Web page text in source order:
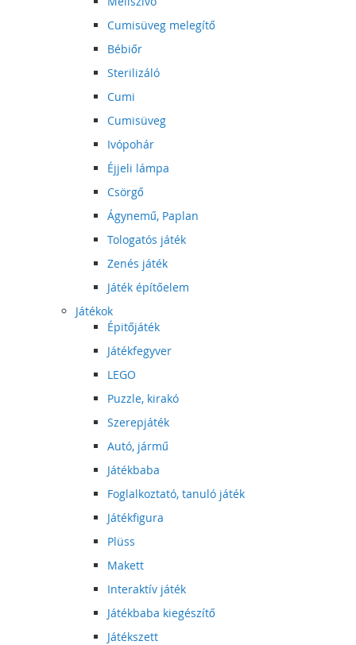
Cumisüveg melegítő
Bébiőr
Sterilizáló
Cumi
Cumisüveg
Ivópohár
Éjjeli lámpa
Csörgő
Ágynemű, Paplan
Tologatós játék
Zenés játék
Játék építőelem
Játékok
Épitőjáték
Játékfegyver
LEGO
Puzzle, kirakó
Szerepjáték
Autó, jármű
Játékbaba
Foglalkoztató, tanuló játék
Játékfigura
Plüss
Makett
Interaktív játék
Játékbaba kiegészítő
Játékszett